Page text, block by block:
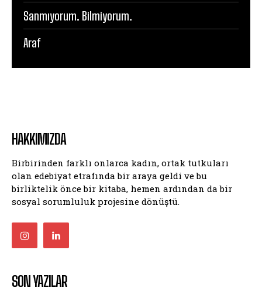
Sanmıyorum. Bilmiyorum.
Araf
HAKKIMIZDA
Birbirinden farklı onlarca kadın, ortak tutkuları
olan edebiyat etrafında bir araya geldi ve bu
birliktelik önce bir kitaba, hemen ardından da bir
sosyal sorumluluk projesine dönüştü.
SON YAZILAR